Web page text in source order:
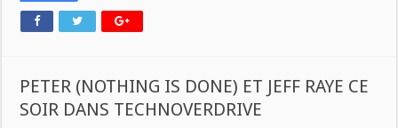
PETER (NOTHING IS DONE) ET JEFF RAYE CE
SOIR DANS TECHNOVERDRIVE